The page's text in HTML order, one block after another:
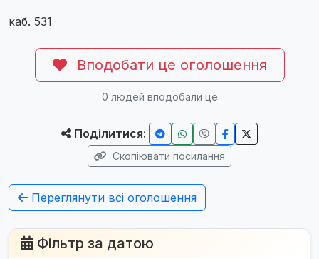
каб. 531
Вподобати це оголошення
0 людей вподобали це
Поділитися:
Скопіювати посилання
Переглянути всі оголошення
Фільтр за датою